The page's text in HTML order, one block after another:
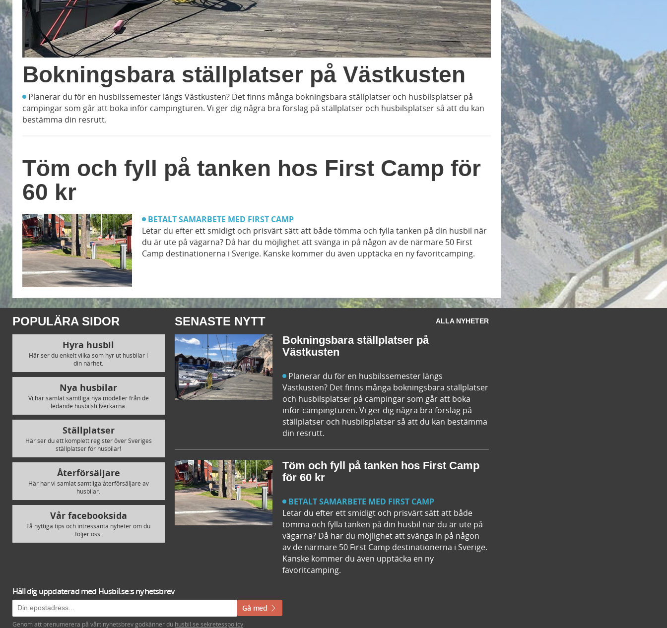
Bokningsbara ställplatser på Västkusten
Planerar du för en husbilssemester längs Västkusten? Det finns många bokningsbara ställplatser och husbilsplatser på
campingar som går att boka inför campingturen. Vi ger dig några bra förslag på ställplatser och husbilsplatser så att du kan
bestämma din resrutt.
Töm och fyll på tanken hos First Camp för
60 kr
BETALT SAMARBETE MED FIRST CAMP
Letar du efter ett smidigt och prisvärt sätt att både tömma och fylla tanken på din husbil när
du är ute på vägarna? Då har du möjlighet att svänga in på någon av de närmare 50 First
Camp destinationerna i Sverige. Kanske kommer du även upptäcka en ny favoritcamping.
POPULÄRA SIDOR
Hyra husbil
Här ser du enkelt vilka som hyr ut husbilar i
din närhet.
Nya husbilar
Vi har samlat samtliga nya modeller från de
ledande husbilstillverkarna.
Ställplatser
Här ser du ett komplett register över Sveriges
ställplatser för husbilar!
Återförsäljare
Här har vi samlat samtliga återförsäljare av
husbilar.
Vår facebooksida
Få nyttiga tips och intressanta nyheter om du
följer oss.
SENASTE NYTT ALLA NYHETER
Bokningsbara ställplatser på
Västkusten
Planerar du för en husbilssemester längs
Västkusten? Det finns många bokningsbara ställplatser
och husbilsplatser på campingar som går att boka
inför campingturen. Vi ger dig några bra förslag på
ställplatser och husbilsplatser så att du kan bestämma
din resrutt.
Töm och fyll på tanken hos First Camp
för 60 kr
BETALT SAMARBETE MED FIRST CAMP
Letar du efter ett smidigt och prisvärt sätt att både
tömma och fylla tanken på din husbil när du är ute på
vägarna? Då har du möjlighet att svänga in på någon
av de närmare 50 First Camp destinationerna i Sverige.
Kanske kommer du även upptäcka en ny
favoritcamping.
Håll dig uppdaterad med Husbil.se:s nyhetsbrev
Gå med
Genom att prenumerera på vårt nyhetsbrev godkänner du husbil.se sekretesspolicy